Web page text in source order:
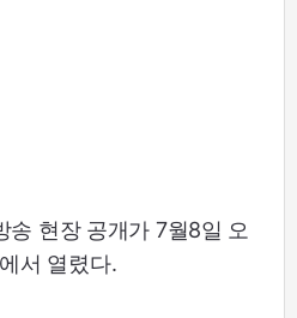
현장 공개가 7월8일 오
서 열렸다.